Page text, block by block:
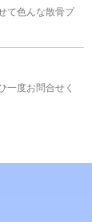
て色んな散骨プ
一度お問合せく